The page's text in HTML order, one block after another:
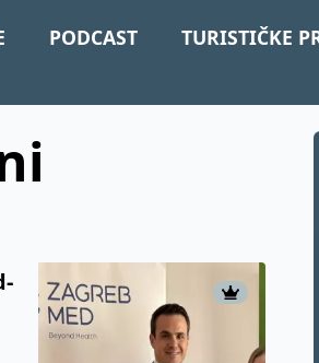
PODCAST
TURISTIČKE